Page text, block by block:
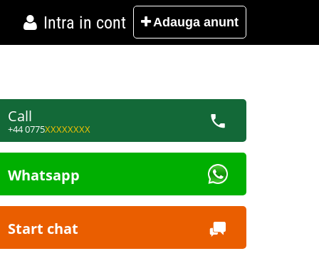
Intra in cont Adauga anunt
Call
+44 0775XXXXXXXX
Whatsapp
Start chat